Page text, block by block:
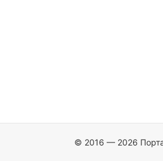
© 2016 — 2026